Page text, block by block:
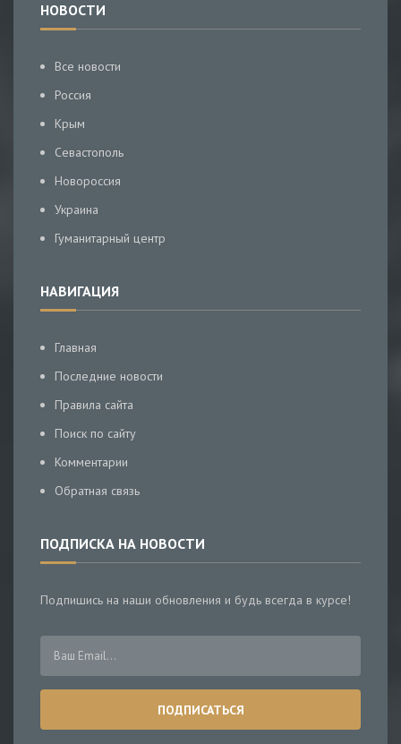
НОВОСТИ
Все новости
Россия
Крым
Севастополь
Новороссия
Украина
Гуманитарный центр
НАВИГАЦИЯ
Главная
Последние новости
Правила сайта
Поиск по сайту
Комментарии
Обратная связь
ПОДПИСКА НА НОВОСТИ
Подпишись на наши обновления и будь всегда в курсе!